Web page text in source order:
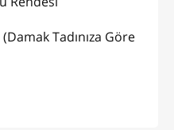
Tadınıza Göre